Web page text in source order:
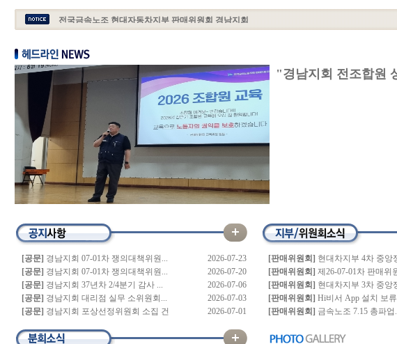
전국금속노조 현대자동차지부 판매위원회 경남지회
"경남지회 전조합원
[공문] 경남지회 07-01차 쟁의대책위원...
2026-07-23
[공문] 경남지회 07-01차 쟁의대책위원...
2026-07-20
[공문] 경남지회 37년차 2/4분기 감사 ...
2026-07-06
[공문] 경남지회 대리점 실무 소위원회...
2026-07-03
[공문] 경남지회 포상선정위원회 소집 건 2026-07-01
[판매위원회] 현대차지부 4차 중앙
[판매위원회] 제26-07-01차 판매위
[판매위원회] 현대차지부 3차 중앙
[판매위원회] Hi비서 App 설치 보
[판매위원회] 금속노조 7.15 총파업